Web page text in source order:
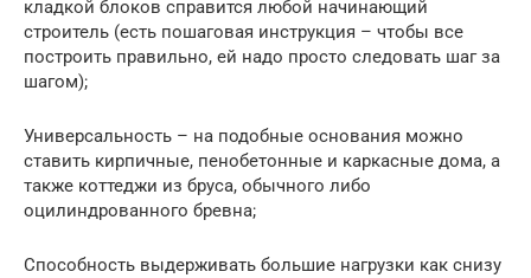
кладкой блоков справится любой начинающий
строитель (есть пошаговая инструкция – чтобы все
построить правильно, ей надо просто следовать шаг за
шагом);
Универсальность – на подобные основания можно
ставить кирпичные, пенобетонные и каркасные дома, а
также коттеджи из бруса, обычного либо
оцилиндрованного бревна;
Способность выдерживать большие нагрузки как снизу